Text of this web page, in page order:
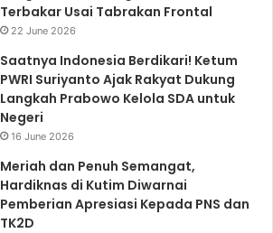
Terbakar Usai Tabrakan Frontal
22 June 2026
Saatnya Indonesia Berdikari! Ketum
PWRI Suriyanto Ajak Rakyat Dukung
Langkah Prabowo Kelola SDA untuk
Negeri
16 June 2026
Meriah dan Penuh Semangat,
Hardiknas di Kutim Diwarnai
Pemberian Apresiasi Kepada PNS dan
TK2D